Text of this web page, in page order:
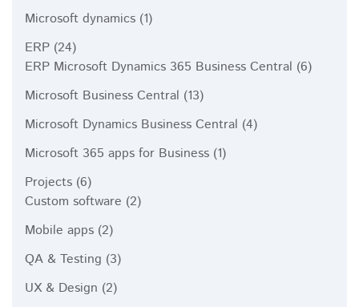
Microsoft dynamics (1)
ERP (24)
ERP Microsoft Dynamics 365 Business Central (6)
Microsoft Business Central (13)
Microsoft Dynamics Business Central (4)
Microsoft 365 apps for Business (1)
Projects (6)
Custom software (2)
Mobile apps (2)
QA & Testing (3)
UX & Design (2)